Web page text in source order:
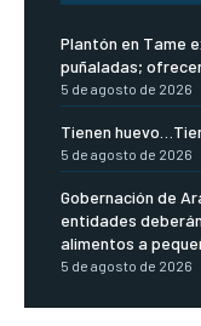
Plantón en Tame
puñaladas;
5 de agosto de 2026
Tienen
5 de agosto de 2026
Gobernación de
entidades
alimentos a
5 de agosto de 2026